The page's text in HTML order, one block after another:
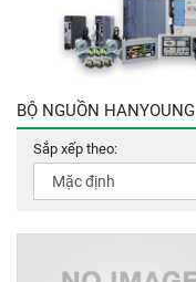
BỘ NGUỒN HANYOUNG
Sắp xếp theo: